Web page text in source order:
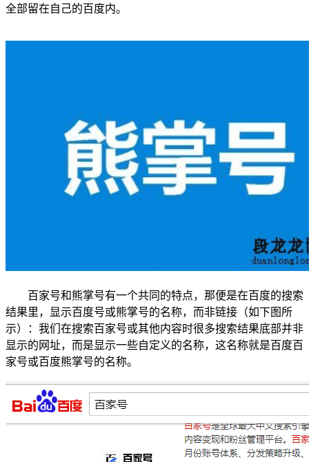
全部留在自己的百度内。
百家号和熊掌号有一个共同的特点，那便是在百度的搜索
结果里，显示百度号或熊掌号的名称，而非链接（如下图所
示）：我们在搜索百家号或其他内容时很多搜索结果底部并非
显示的网址，而是显示一些自定义的名称，这名称就是百度百
家号或百度熊掌号的名称。